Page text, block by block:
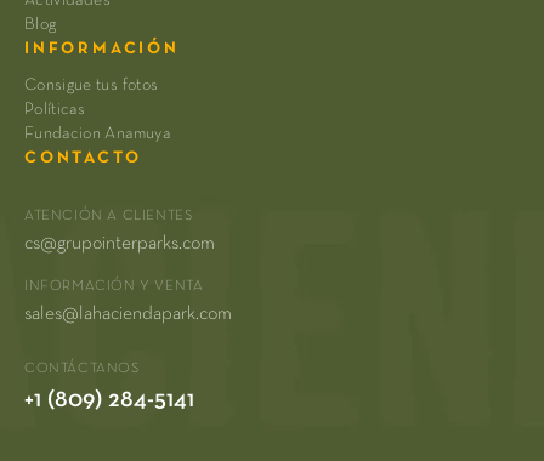
Blog
INFORMACIÓN
Consigue tus fotos
Políticas
Fundacion Anamuya
CONTACTO
ATENCIÓN A CLIENTES
cs@grupointerparks.com
INFORMACIÓN Y VENTA
sales@lahaciendapark.com
CONTÁCTANOS
+1 (809) 284-5141